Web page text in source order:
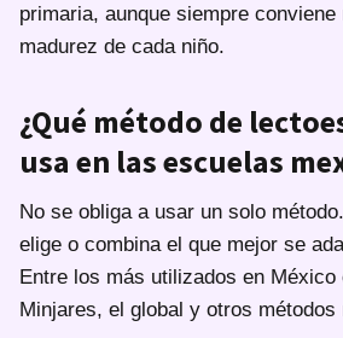
primaria, aunque siempre conviene
madurez de cada niño.
¿Qué método de
usa en las escuelas
No se obliga a usar un solo
elige o combina el que mejor se
Entre los más utilizados en
Minjares, el global y otros métodos